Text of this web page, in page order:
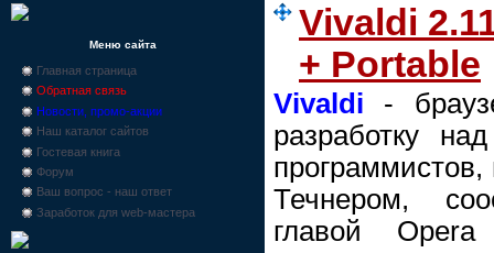
Меню сайта
Главная страница
Обратная связь
Новости, промо-акции
Наш каталог сайтов
Гостевая книга
Форум
Ваш вопрос - наш ответ
Заработок для web-мастера
Vivaldi
+ Portable
Vivaldi -
разработку
Течнером,
главой Opera